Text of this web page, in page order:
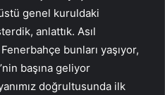
genel kuruldaki
anlattık. Asıl
bunları yaşıyor,
başına geliyor
doğrultusunda ilk